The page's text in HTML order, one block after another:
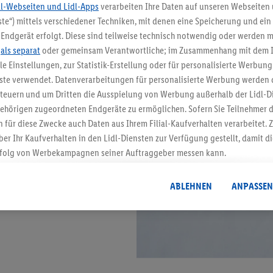
Webseiten und Lidl-Apps verarbeiten Ihre Daten auf unseren Webseiten
mittels verschiedener Techniken, mit denen eine Speicherung und
erfolgt. Diese sind teilweise technisch notwendig oder werden
als separat oder gemeinsam Verantwortliche; im Zusammenhang mit dem
Einstellungen, zur Statistik-Erstellung oder für personalisierte
verwendet. Datenverarbeitungen für personalisierte Werbung werden
und um Dritten die Ausspielung von Werbung außerhalb der Lidl-
zugeordneten Endgeräte zu ermöglichen. Sofern Sie Teilnehmer
für diese Zwecke auch Daten aus Ihrem Filial-Kaufverhalten verarbeitet.
Ihr Kaufverhalten in den Lidl-Diensten zur Verfügung gestellt, damit
von Werbekampagnen seiner Auftraggeber messen kann.
umfasst die Zusammenführung von Daten (z.B. über Ihre Nutzung
über verschiedene Endgeräte und Lidl-Dienste hinweg
ABLEHNEN ANPASSEN